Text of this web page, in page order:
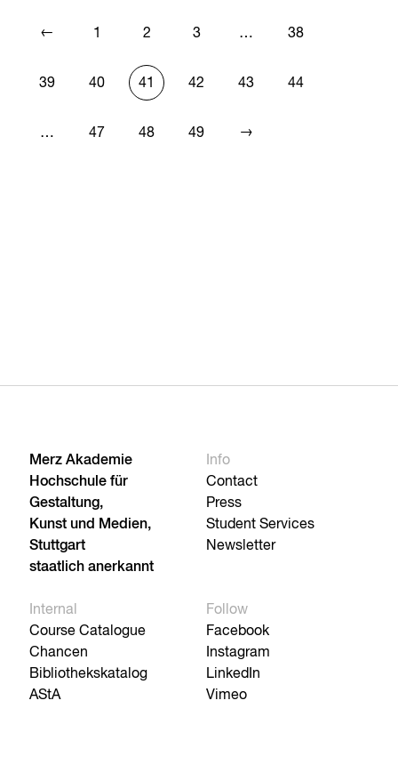
← 1 2 3 … 38
39 40 41 42 43 44
… 47 48 49 →
Merz Akademie
Hochschule für
Gestaltung,
Kunst und Medien,
Stuttgart
staatlich anerkannt
Info
Contact
Press
Student Services
Newsletter
Internal
Course Catalogue
Chancen
Bibliothekskatalog
AStA
Follow
Facebook
Instagram
LinkedIn
Vimeo